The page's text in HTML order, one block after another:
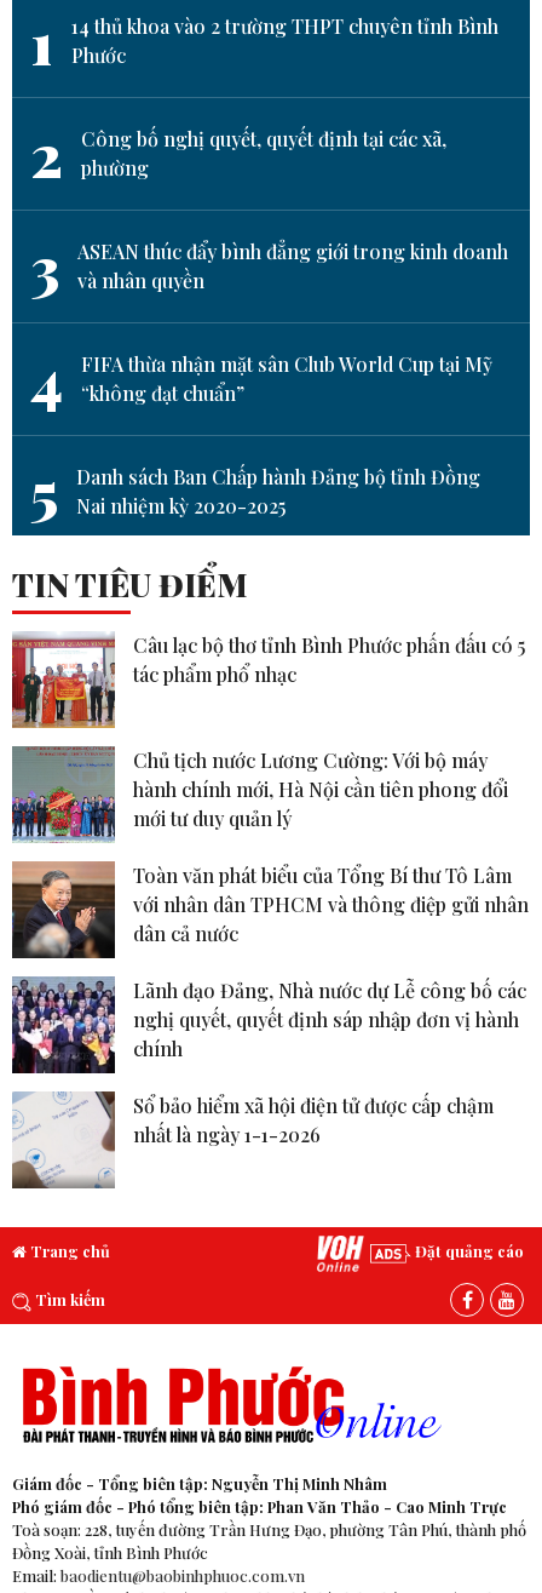
1
14 thủ khoa vào 2 trường THPT chuyên tỉnh Bình
Phước
2
Công bố nghị quyết, quyết định tại các xã,
phường
3
ASEAN thúc đẩy bình đẳng giới trong kinh doanh
và nhân quyền
4
FIFA thừa nhận mặt sân Club World Cup tại Mỹ
“không đạt chuẩn”
5
Danh sách Ban Chấp hành Đảng bộ tỉnh Đồng
Nai nhiệm kỳ 2020-2025
TIN TIÊU ĐIỂM
Câu lạc bộ thơ tỉnh Bình Phước phấn đấu có 5
tác phẩm phổ nhạc
Chủ tịch nước Lương Cường: Với bộ máy
hành chính mới, Hà Nội cần tiên phong đổi
mới tư duy quản lý
Toàn văn phát biểu của Tổng Bí thư Tô Lâm
với nhân dân TPHCM và thông điệp gửi nhân
dân cả nước
Lãnh đạo Đảng, Nhà nước dự Lễ công bố các
nghị quyết, quyết định sáp nhập đơn vị hành
chính
Sổ bảo hiểm xã hội điện tử được cấp chậm
nhất là ngày 1-1-2026
Trang chủ Đặt quảng cáo
Tìm kiếm
Giám đốc - Tổng biên tập: Nguyễn Thị Minh Nhâm
Phó giám đốc - Phó tổng biên tập: Phan Văn Thảo - Cao Minh Trực
Toà soạn: 228, tuyến đường Trần Hưng Đạo, phường Tân Phú, thành phố
Đồng Xoài, tỉnh Bình Phước
Email: baodientu@baobinhphuoc.com.vn